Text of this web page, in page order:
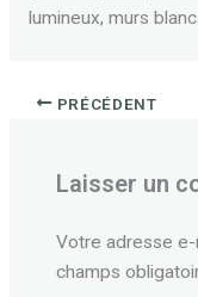
lumineux, murs
PRÉCÉDENT
Laisser un
Votre adresse e-
champs